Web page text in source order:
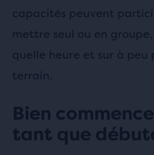
capacités peuvent
mettre seul ou en
quelle heure et sur à peu
terrain.
Bien
tant que